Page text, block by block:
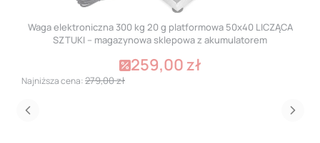
Waga elektroniczna 300 kg 20 g platformowa 50x40 LICZĄCA
SZTUKI – magazynowa sklepowa z akumulatorem
Cena promocyjna
259,00 zł
Najniższa cena:279,00 zł